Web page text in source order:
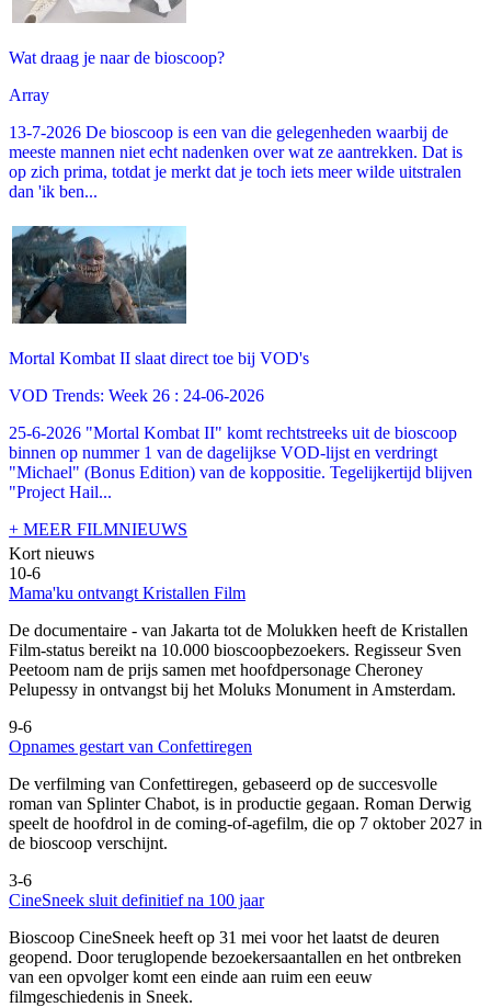
Wat draag je naar de bioscoop?
Array
13-7-2026 De bioscoop is een van die gelegenheden waarbij de
meeste mannen niet echt nadenken over wat ze aantrekken. Dat is
op zich prima, totdat je merkt dat je toch iets meer wilde uitstralen
dan 'ik ben...
Mortal Kombat II slaat direct toe bij VOD's
VOD Trends: Week 26 : 24-06-2026
25-6-2026 "Mortal Kombat II" komt rechtstreeks uit de bioscoop
binnen op nummer 1 van de dagelijkse VOD-lijst en verdringt
"Michael" (Bonus Edition) van de koppositie. Tegelijkertijd blijven
"Project Hail...
+ MEER FILMNIEUWS
Kort nieuws
10-6
Mama'ku ontvangt Kristallen Film
De documentaire - van Jakarta tot de Molukken heeft de Kristallen
Film-status bereikt na 10.000 bioscoopbezoekers. Regisseur Sven
Peetoom nam de prijs samen met hoofdpersonage Cheroney
Pelupessy in ontvangst bij het Moluks Monument in Amsterdam.
9-6
Opnames gestart van Confettiregen
De verfilming van Confettiregen, gebaseerd op de succesvolle
roman van Splinter Chabot, is in productie gegaan. Roman Derwig
speelt de hoofdrol in de coming-of-agefilm, die op 7 oktober 2027 in
de bioscoop verschijnt.
3-6
CineSneek sluit definitief na 100 jaar
Bioscoop CineSneek heeft op 31 mei voor het laatst de deuren
geopend. Door teruglopende bezoekersaantallen en het ontbreken
van een opvolger komt een einde aan ruim een eeuw
filmgeschiedenis in Sneek.